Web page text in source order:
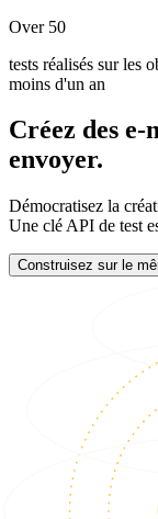
Over 50
tests réalisés sur les
moins d'un an
Créez des
envoyer.
Démocratisez la
Une clé API de test
Construisez sur le